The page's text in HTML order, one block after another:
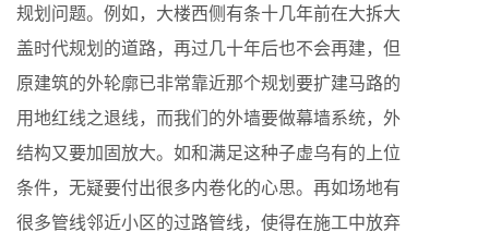
规划问题。例如，大楼西侧有条十几年前在大拆大
盖时代规划的道路，再过几十年后也不会再建，但
原建筑的外轮廓已非常靠近那个规划要扩建马路的
用地红线之退线，而我们的外墙要做幕墙系统，外
结构又要加固放大。如和满足这种子虚乌有的上位
条件，无疑要付出很多内卷化的心思。再如场地有
很多管线邻近小区的过路管线，使得在施工中放弃